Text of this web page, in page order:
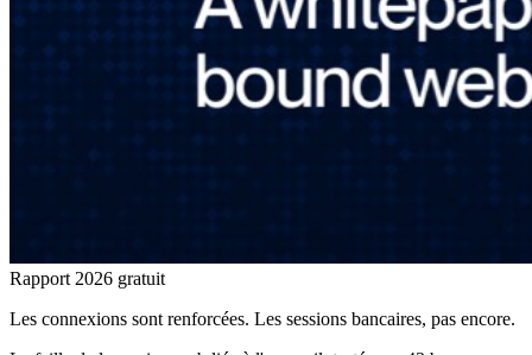
Rapport 2026 gratuit
Les connexions sont renforcées. Les sessions bancaires, pas encore.